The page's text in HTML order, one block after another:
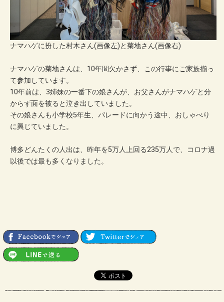
ナマハゲに扮した村木さん(画像左)と菊地さん(画像右)
ナマハゲの菊地さんは、10年間欠かさず、この行事にご家族揃っ
て参加しています。
10年前は、3姉妹の一番下の娘さんが、お父さんがナマハゲと分
からず面を被ると泣き出していました。
その娘さんも小学校5年生、パレードに向かう途中、おしゃべり
に興じていました。
博多どんたくの人出は、昨年を5万人上回る235万人で、コロナ過
以後では最も多くなりました。